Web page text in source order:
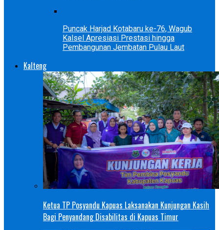
Puncak Harjad Kotabaru ke-76, Wagub
Kalsel Apresiasi Prestasi hingga
Pembangunan Jembatan Pulau Laut
Kalteng
Ketua TP Posyandu Kapuas Laksanakan Kunjungan Kasih
Bagi Penyandang Disabilitas di Kapuas Timur